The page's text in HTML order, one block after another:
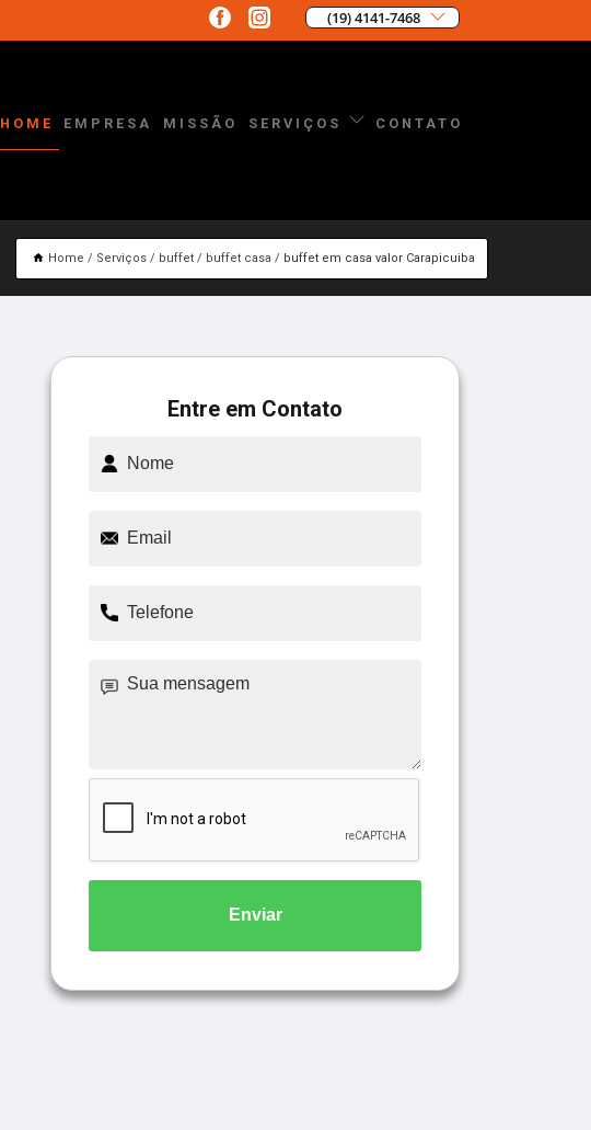
(19) 4141-7468
HOME EMPRESA MISSÃO SERVIÇOS CONTATO
Home Serviços buffet buffet casa buffet em casa valor Carapicuiba
Entre em Contato
Enviar